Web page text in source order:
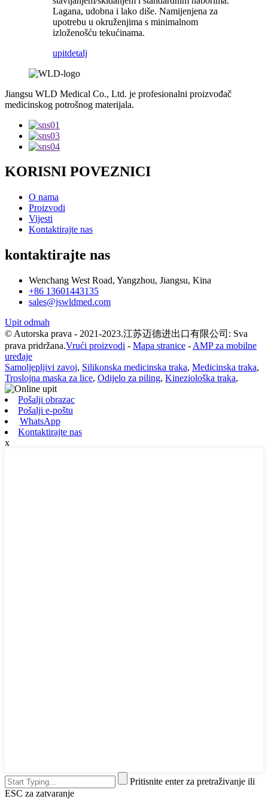
Lagana, udobna i lako diše. Namijenjena za
upotrebu u okruženjima s minimalnom
izloženošću tekućinama.
upitdetalj
Jiangsu WLD Medical Co., Ltd. je profesionalni proizvođač
medicinskog potrošnog materijala.
KORISNI POVEZNICI
O nama
Proizvodi
Vijesti
Kontaktirajte nas
kontaktirajte nas
Wenchang West Road, Yangzhou, Jiangsu, Kina
+86 13601443135
sales@jswldmed.com
Upit odmah
© Autorska prava - 2021-2023.江苏迈德进出口有限公司: Sva
prava pridržana.Vrući proizvodi - Mapa stranice - AMP za mobilne
uređaje
Samoljepljivi zavoj, Silikonska medicinska traka, Medicinska traka,
Troslojna maska za lice, Odijelo za piling, Kineziološka traka,
Pošalji obrazac
Pošalji e-poštu
WhatsApp
Kontaktirajte nas
x
Pritisnite enter za pretraživanje ili
ESC za zatvaranje